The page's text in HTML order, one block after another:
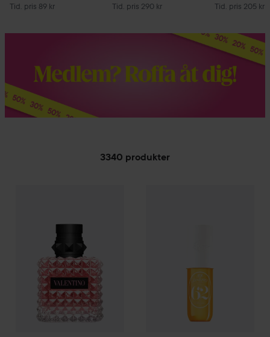
Tid. pris 89 kr
Tidigare pris 89 kr Tid. pris 290 kr
Tidigare pris 290 kr Tid. pris 205 kr
Tidigare pris
3340 produkter